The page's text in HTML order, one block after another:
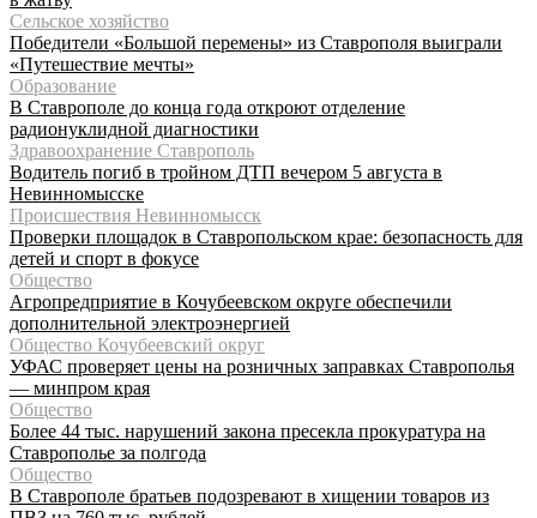
Сельское хозяйство
Победители «Большой перемены» из Ставрополя выиграли
«Путешествие мечты»
Образование
В Ставрополе до конца года откроют отделение
радионуклидной диагностики
Здравоохранение Ставрополь
Водитель погиб в тройном ДТП вечером 5 августа в
Невинномысске
Происшествия Невинномысск
Проверки площадок в Ставропольском крае: безопасность для
детей и спорт в фокусе
Общество
Агропредприятие в Кочубеевском округе обеспечили
дополнительной электроэнергией
Общество Кочубеевский округ
УФАС проверяет цены на розничных заправках Ставрополья
— минпром края
Общество
Более 44 тыс. нарушений закона пресекла прокуратура на
Ставрополье за полгода
Общество
В Ставрополе братьев подозревают в хищении товаров из